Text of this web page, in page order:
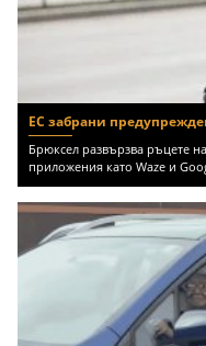
ЕС забрани
Брюксел развързва ръцете
приложения като Waze и